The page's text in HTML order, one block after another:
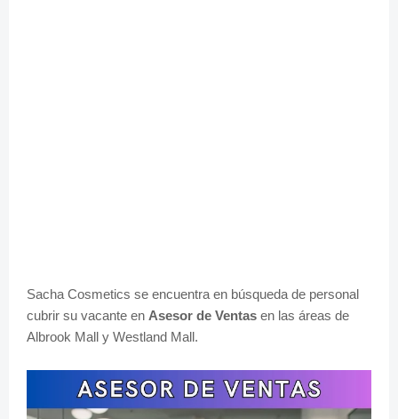
Sacha Cosmetics se encuentra en búsqueda de personal
cubrir su vacante en Asesor de Ventas en las áreas de
Albrook Mall y Westland Mall.